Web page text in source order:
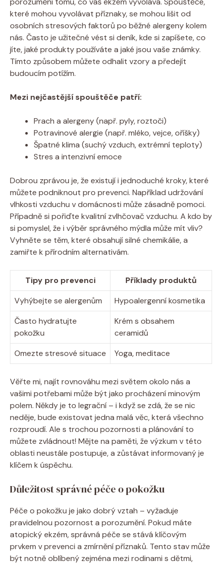
které mohou vyvolávat příznaky, se‌ mohou​ lišit od
osobních stresových faktorů po ​běžné alergeny⁤ kolem
nás. Často‍ je⁣ užitečné vést ​si deník, kde si zapíšete, co
⁣jíte, jaké ⁣produkty‍ používáte ⁤a jaké jsou vaše známky.
Tímto způsobem můžete odhalit vzory‌ a předejít
budoucím potížím.
Mezi nejčastější spouštěče⁣ patří:
Prach a ​alergeny ⁣(např. pyly, roztoči)
Potravinové alergie (např. mléko, vejce, ⁤oříšky)
Špatné klima ​(suchý vzduch, extrémní teploty)
Stres a intenzivní⁣ emoce
Dobrou‌ zprávou je, že existují i​ jednoduché kroky, které
můžete ​podniknout pro prevenci. Například udržování
vlhkosti vzduchu‌ v ⁣domácnosti může zásadně pomoci.
Případně si pořiďte kvalitní⁣ zvlhčovač​ vzduchu. ⁣A‌ kdo by
si pomyslel, že ⁢i výběr ⁤správného mýdla může ⁤mít vliv?
Vyhněte⁢ se těm,‍ které obsahují silné chemikálie, a‍
zamiřte k ⁤přírodním alternativám.
Tipy pro prevenci
Příklady produktů
Vyhýbejte​ se alergenům
Hypoalergenní kosmetika
Často hydratujte
‌pokožku
Krém​ s obsahem
ceramidů
Omezte stresové situace
Yoga, meditace
Věřte mi,⁤ najít rovnováhu⁢ mezi světem okolo ‍nás a
vašimi potřebami může být jako procházení ​minovým
⁢polem. Někdy je to legrační – i když se​ zdá, že se nic
neděje, bude existovat jedna​ malá věc, která všechno
rozproudí.​ Ale s trochou pozornosti ​a⁤ plánování⁢ to​
můžete zvládnout!⁣ Mějte na ⁢paměti, že výzkum v této
oblasti neustále​ postupuje, a⁢ zůstávat informovaný je
klíčem k úspěchu.
Důležitost správné péče ‌o pokožku
Péče⁣ o pokožku je jako dobrý vztah – ‍vyžaduje
pravidelnou pozornost a ⁤porozumění. Pokud máte
atopický ekzém, správná péče ⁤se stává klíčovým
⁤prvkem v prevenci a zmírnění ⁢příznaků. Tento ​stav může
být notně oblíbený zejména mezi rodinami s dětmi,